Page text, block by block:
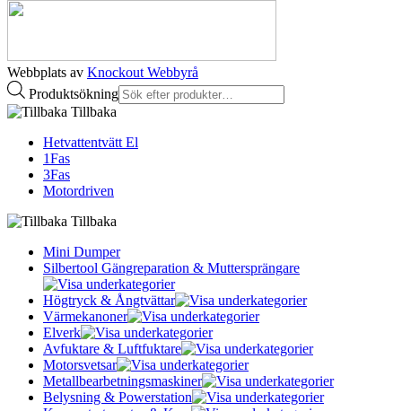
Webbplats av Knockout Webbyrå
Produktsökning
Tillbaka
Hetvattentvätt El
1Fas
3Fas
Motordriven
Tillbaka
Mini Dumper
Silbertool Gängreparation & Muttersprängare
Högtryck & Ångtvättar
Värmekanoner
Elverk
Avfuktare & Luftfuktare
Motorsvetsar
Metallbearbetningsmaskiner
Belysning & Powerstation